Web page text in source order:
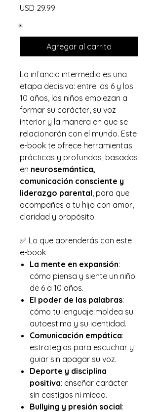
USD 29.99
Agregar al carrito
La infancia intermedia es una
etapa decisiva: entre los 6 y los
10 años, los niños empiezan a
formar su carácter, su voz
interior y la manera en que se
relacionarán con el mundo. Este
e-book te ofrece herramientas
prácticas y profundas, basadas
en neurosemántica,
comunicación consciente y
liderazgo parental, para que
acompañes a tu hijo con amor,
claridad y propósito.
✅ Lo que aprenderás con este
e-book
La mente en expansión:
cómo piensa y siente un niño
de 6 a 10 años.
El poder de las palabras:
cómo tu lenguaje moldea su
autoestima y su identidad.
Comunicación empática:
estrategias para escuchar y
guiar sin apagar su voz.
Deporte y disciplina
positiva: enseñar carácter
sin castigos ni miedo.
Bullying y presión social: